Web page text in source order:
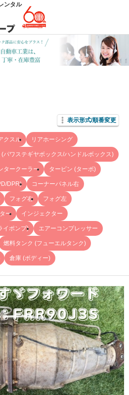
ンタル
表示形式/順番変更
クスル リアホーシング
パワステギヤボックス/ハンドルボックス)
タークーラー タービン (ターボ)
DPR) コーナーパネル右
フォグ右 フォグ左
ー インジェクター
イポンプ) エアーコンプレッサー
燃料タンク (フューエルタンク)
倉庫 (ボディー)